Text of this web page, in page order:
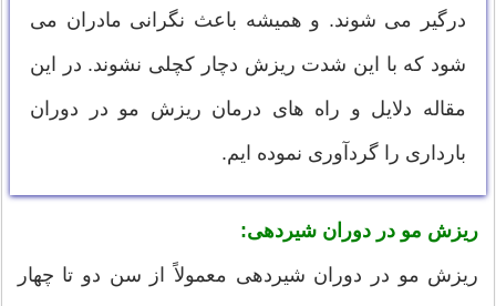
درگیر می شوند. و همیشه باعث نگرانی مادران می
شود که با این شدت ریزش دچار کچلی نشوند. در این
مقاله دلایل و راه های درمان ریزش مو در دوران
بارداری را گردآوری نموده ایم.
ریزش مو در دوران شیردهی:
ریزش مو در دوران شیردهی معمولاً از سن دو تا چهار